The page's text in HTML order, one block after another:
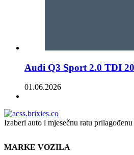
Audi Q3 Sport 2.0 TDI
01.06.2026
Izaberi auto i mjesečnu ratu
MARKE VOZILA